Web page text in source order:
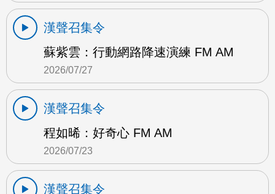
漢聲召集令
蘇紫雲：行動網路降速演練 FM AM
2026/07/27
漢聲召集令
程如晞：好奇心 FM AM
2026/07/23
漢聲召集令